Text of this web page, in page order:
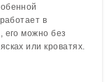
в
его можно без
или кроватях.